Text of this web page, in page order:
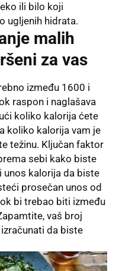
ili bilo koji
ugljenih hidrata.
malih
za vas
između 1600 i
raspon i naglašava
koliko kalorija ćete
koliko kalorija vam je
težinu. Ključan faktor
sebi kako biste
kalorija da biste
prosečan unos od
bi trebao biti između
vaš broj
da biste